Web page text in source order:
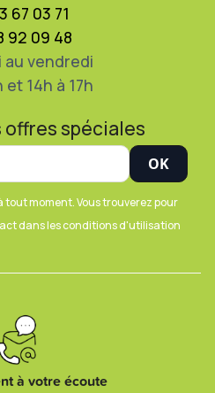
67 03 71
92 09 48
au vendredi
et 14h à 17h
offres spéciales
tout moment. Vous trouverez pour
dans les conditions d'utilisation
à votre écoute